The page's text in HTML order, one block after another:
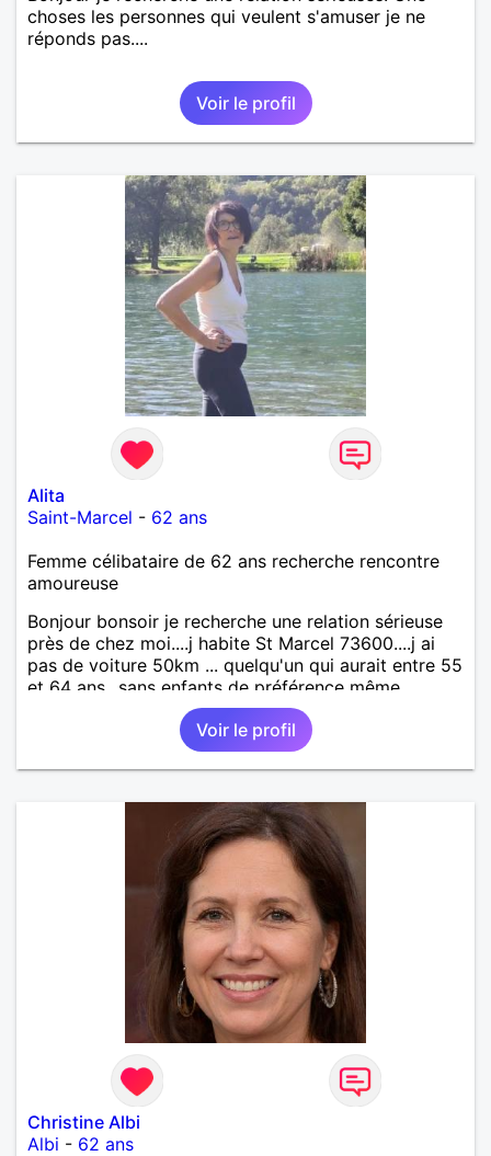
choses les personnes qui veulent s'amuser je ne
réponds pas....
Voir le profil
Alita
Saint-Marcel - 62 ans
Femme célibataire de 62 ans recherche rencontre
amoureuse
Bonjour bonsoir je recherche une relation sérieuse
près de chez moi....j habite St Marcel 73600....j ai
pas de voiture 50km ... quelqu'un qui aurait entre 55
et 64 ans...sans enfants de préférence même
adultes et qui n aurait garder aucun contact avec
une où plusieurs ex...si vous correspondez à ma
recherche ecrivez moi je vous répondrai...
Voir le profil
Christine Albi
Albi - 62 ans